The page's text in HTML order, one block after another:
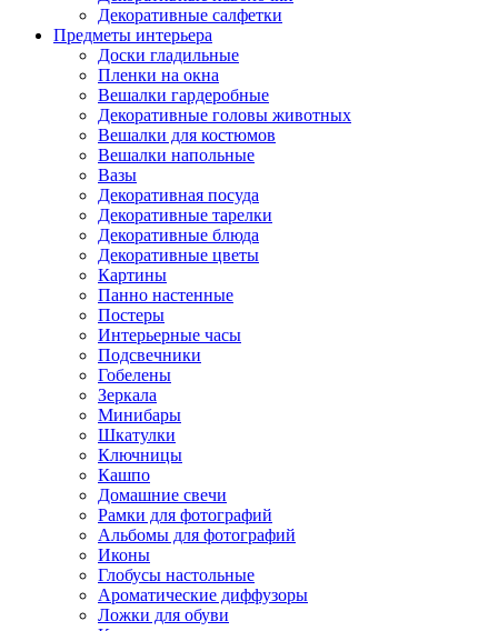
Декоративные салфетки
Предметы интерьера
Доски гладильные
Пленки на окна
Вешалки гардеробные
Декоративные головы животных
Вешалки для костюмов
Вешалки напольные
Вазы
Декоративная посуда
Декоративные тарелки
Декоративные блюда
Декоративные цветы
Картины
Панно настенные
Постеры
Интерьерные часы
Подсвечники
Гобелены
Зеркала
Минибары
Шкатулки
Ключницы
Кашпо
Домашние свечи
Рамки для фотографий
Альбомы для фотографий
Иконы
Глобусы настольные
Ароматические диффузоры
Ложки для обуви